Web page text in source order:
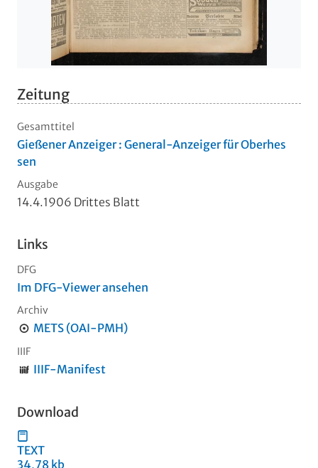
Zeitung
Gesamttitel
Gießener Anzeiger : General-Anzeiger für Oberhes
sen
Ausgabe
14.4.1906 Drittes Blatt
Links
DFG
Im DFG-Viewer ansehen
Archiv
METS (OAI-PMH)
IIIF
IIIF-Manifest
Download
TEXT
34,78 kb